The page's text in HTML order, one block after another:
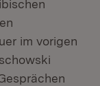
im vorigen